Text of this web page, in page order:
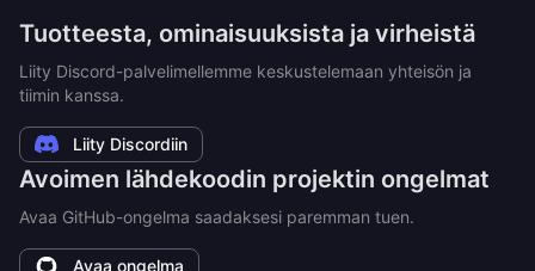
Tuotteesta, ominaisuuksista ja virheistä
Liity Discord-palvelimellemme keskustelemaan yhteisön ja
tiimin kanssa.
Liity Discordiin
Avoimen lähdekoodin projektin ongelmat
Avaa GitHub-ongelma saadaksesi paremman tuen.
Avaa ongelma